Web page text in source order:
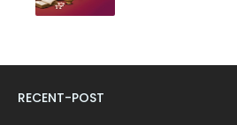
RECENT-POST